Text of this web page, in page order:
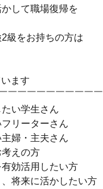
して職場復帰を
級をお持ちの方は
ます
￣￣￣￣￣￣￣￣￣￣
い学生さん
リーターさん
婦・主夫さん
えの方
効活用したい方
将来に活かしたい方